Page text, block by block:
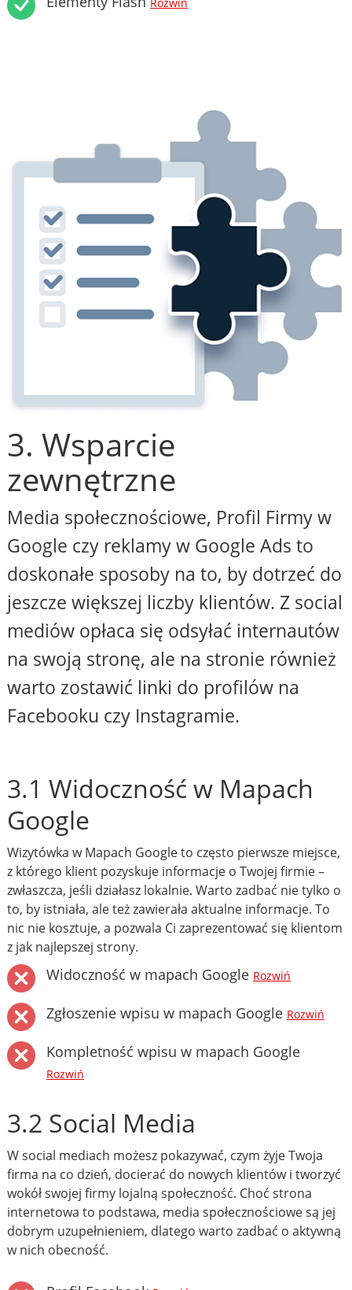
Rozwiń
3. Wsparcie
zewnętrzne
Media społecznościowe, Profil Firmy w
Google czy reklamy w Google Ads to
doskonałe sposoby na to, by dotrzeć do
jeszcze większej liczby klientów. Z social
mediów opłaca się odsyłać internautów
na swoją stronę, ale na stronie również
warto zostawić linki do profilów na
Facebooku czy Instagramie.
3.1 Widoczność w Mapach
Google
Wizytówka w Mapach Google to często pierwsze miejsce,
z którego klient pozyskuje informacje o Twojej firmie –
zwłaszcza, jeśli działasz lokalnie. Warto zadbać nie tylko o
to, by istniała, ale też zawierała aktualne informacje. To
nic nie kosztuje, a pozwala Ci zaprezentować się klientom
z jak najlepszej strony.
Widoczność w mapach Google Rozwiń
Zgłoszenie wpisu w mapach Google Rozwiń
Kompletność wpisu w mapach Google
Rozwiń
3.2 Social Media
W social mediach możesz pokazywać, czym żyje Twoja
firma na co dzień, docierać do nowych klientów i tworzyć
wokół swojej firmy lojalną społeczność. Choć strona
internetowa to podstawa, media społecznościowe są jej
dobrym uzupełnieniem, dlatego warto zadbać o aktywną
w nich obecność.